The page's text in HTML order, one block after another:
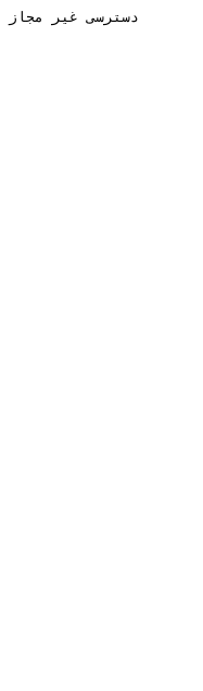
دسترسی غیر مجاز